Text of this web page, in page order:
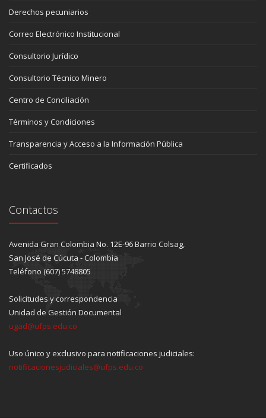
Derechos pecuniarios
Correo Electrónico Institucional
Consultorio Jurídico
Consultorio Técnico Minero
Centro de Conciliación
Términos y Condiciones
Transparencia y Acceso a la Información Pública
Certificados
Contactos
Avenida Gran Colombia No. 12E-96 Barrio Colsag,
San José de Cúcuta - Colombia
Teléfono (607) 5748805
Solicitudes y correspondencia
Unidad de Gestión Documental
ugad@ufps.edu.co
Uso único y exclusivo para notificaciones judiciales:
notificacionesjudiciales@ufps.edu.co